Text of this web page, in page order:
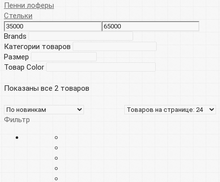
Пенни лоферы
Стельки
Brands
Категории товаров
Размер
Товар Color
Показаны все 2 товаров
Фильтр